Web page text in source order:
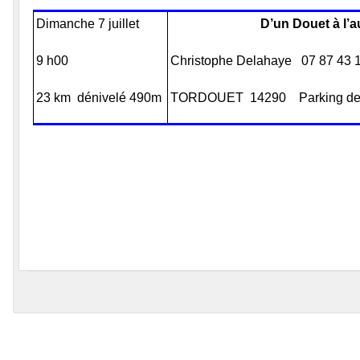
Dimanche 7 juillet D’un Douet à
9 h00 Christophe Delahaye 07 87 43
23 km dénivelé 490m TORDOUET 14290 Parking de